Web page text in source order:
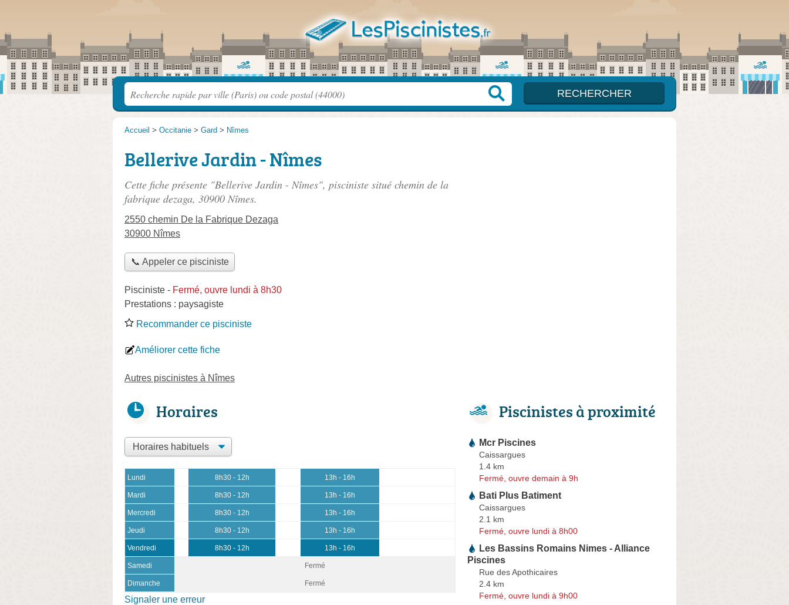
Accueil > Occitanie > Gard > Nîmes
Bellerive Jardin - Nîmes
Cette fiche présente "Bellerive Jardin - Nîmes", pisciniste situé chemin de la
fabrique dezaga, 30900 Nîmes.
2550 chemin De la Fabrique Dezaga
30900 Nîmes
📞 Appeler ce pisciniste
Pisciniste - Fermé, ouvre lundi à 8h30
Prestations : paysagiste
Recommander ce pisciniste
Améliorer cette fiche
Autres piscinistes à Nîmes
Horaires
Lundi 8h30 - 12h 13h - 16h
Mardi 8h30 - 12h 13h - 16h
Mercredi 8h30 - 12h 13h - 16h
Jeudi 8h30 - 12h 13h - 16h
Vendredi 8h30 - 12h 13h - 16h
Samedi Fermé
Dimanche Fermé
Signaler une erreur
Piscinistes à proximité
Mcr Piscines
Caissargues
1.4 km
Fermé, ouvre demain à 9h
Bati Plus Batiment
Caissargues
2.1 km
Fermé, ouvre lundi à 8h00
Les Bassins Romains Nimes - Alliance
Piscines
Rue des Apothicaires
2.4 km
Fermé, ouvre lundi à 9h00